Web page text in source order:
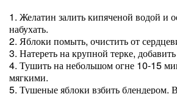
1. Желатин залить кипяченой водой и
набухать.
2. Яблоки помыть, очистить от
3. Натереть на крупной терке,
4. Тушить на небольшом огне 10-15
мягкими.
5. Тушеные яблоки взбить блендером.